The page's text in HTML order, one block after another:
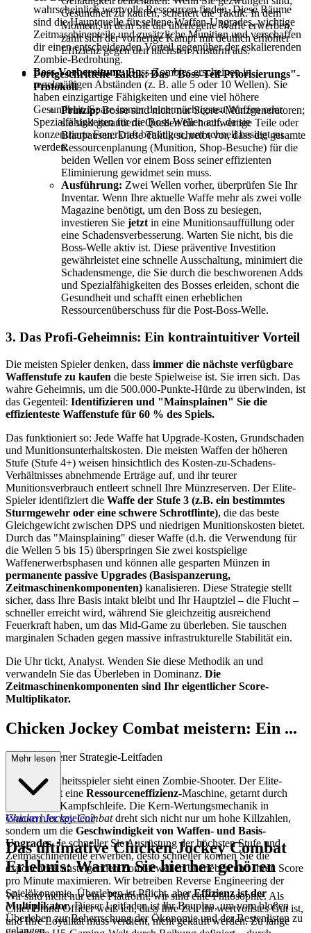
wahrscheinlich wertvolle Ressourcen finden. Diese Räume
sind die Hauptquelle für seltene Waffen-Upgrades, wichtige
Zeitmaschinenteile und zusätzliche Munition und verschaffen
dir einen entscheidenden Vorteil gegenüber der eskalierenden
Zombie-Bedrohung.
Boss-Vorbereitung:Boss-Zombies erscheinen in
regelmäßigen Abständen (z. B. alle 5 oder 10 Wellen). Sie
haben einzigartige Fähigkeiten und eine viel höhere
Gesundheit. Spare immer deine mächtigsten Waffen oder
Spezialfähigkeiten für die Boss-Wellen auf, da sie
konzentrierte Feuerkraft benötigen, um schnell besiegt zu
werden.
Gesundheit zu kaufen, scheitert die Taktik. In dem
Moment, in dem Sie die überlegene Waffe erwerben,
zahlt sich der vorherige Kampf mit deutlich erhöhter
Effizienz gegen den nächsten Ansturm aus.
Fortgeschrittene Taktik: Das "Boss-Teil-Priorisierungs"-
Protokoll
Prinzip:Bosse sind nicht nur Score-/Münzgeneratoren;
sie sind garantierte Quellen für hochwertige Teile oder
Blaupausen. Diese Taktik schreibt vor, dass die gesamte
Ressourcenplanung (Munition, Shop-Besuche) für die
beiden Wellen vor einem Boss seiner effizienten
Eliminierung gewidmet sein muss.
Ausführung: Zwei Wellen vorher, überprüfen Sie Ihr
Inventar. Wenn Ihre aktuelle Waffe mehr als zwei volle
Magazine benötigt, um den Boss zu besiegen,
investieren Sie jetzt in eine Munitionsauffüllung oder
eine Schadensverbesserung. Warten Sie nicht, bis die
Boss-Welle aktiv ist. Diese präventive Investition
gewährleistet eine schnelle Ausschaltung, minimiert die
Schadensmenge, die Sie durch die beschworenen Adds
und Spezialfähigkeiten des Bosses erleiden, schont die
Gesundheit und schafft einen erheblichen
Ressourcenüberschuss für die Post-Boss-Welle.
3. Das Profi-Geheimnis: Ein kontraintuitiver Vorteil
Die meisten Spieler denken, dass immer die nächste verfügbare
Waffenstufe zu kaufen die beste Spielweise ist. Sie irren sich. Das
wahre Geheimnis, um die 500.000-Punkte-Hürde zu überwinden, ist
das Gegenteil: Identifizieren und "Mainsplainen" Sie die
effizienteste Waffenstufe für 60 % des Spiels.
Das funktioniert so: Jede Waffe hat Upgrade-Kosten, Grundschaden
und Munitionsunterhaltskosten. Die meisten Waffen der höheren
Stufe (Stufe 4+) weisen hinsichtlich des Kosten-zu-Schadens-
Verhältnisses abnehmende Erträge auf, und ihr teurer
Munitionsverbrauch entleert schnell Ihre Münzreserven. Der Elite-
Spieler identifiziert die Waffe der Stufe 3 (z.B. ein bestimmtes
Sturmgewehr oder eine schwere Schrotflinte), die das beste
Gleichgewicht zwischen DPS und niedrigen Munitionskosten bietet.
Durch das "Mainsplaining" dieser Waffe (d.h. die Verwendung für
die Wellen 5 bis 15) überspringen Sie zwei kostspielige
Waffenerwerbsphasen und können alle gesparten Münzen in
permanente passive Upgrades (Basispanzerung,
Zeitmaschinenkomponenten) kanalisieren. Diese Strategie stellt
sicher, dass Ihre Basis intakt bleibt und Ihr Hauptziel – die Flucht –
schneller erreicht wird, während Sie gleichzeitig ausreichend
Feuerkraft haben, um das Mid-Game zu überleben. Sie tauschen
marginalen Schaden gegen massive infrastrukturelle Stabilität ein.
Die Uhr tickt, Analyst. Wenden Sie diese Methodik an und
verwandeln Sie das Überleben in Dominanz. Die
Zeitmaschinenkomponenten sind Ihr eigentlicher Score-
Multiplikator.
Chicken Jockey Combat meistern: Ein ...
fortgeschrittener Strategie-Leitfaden
Der Gelegenheitsspieler sieht einen Zombie-Shooter. Der Elite-
Analyst sieht eine Ressourceneffizienz-Maschine, getarnt durch
eine rasante Kampfschleife. Die Kern-Wertungsmechanik in
Chicken Jockey Combatdreht sich nicht nur um hohe Killzahlen,
sondern um die Geschwindigkeit von Waffen- und Basis-
Upgrades. Je schneller Sie Ausrüstung der höchsten Stufe und
Zeitmaschinenteile erwerben, desto schneller können Sie die
exponentiell ansteigenden Zombiewellen überleben und Ihren Score
pro Minute maximieren. Wir betreiben Reverse Engineering der
Spielökonomie. Überleben ist Pflicht, aberEffizienz ist der
Multiplikator. Dieser Leitfaden ist Ihr Bauplan, um vom bloßen
Überleben zur Beherrschung der Ökonomie und der Bestenlisten zu
Mehr lesen
Warum hier spielen?
Das ultimative Chicken Jockey Combat
Erlebnis: Warum Sie hierher gehören
Wir sind nicht nur eine Plattform; wir sind eine Philosophie. Als
Chief Brand Officer weiß ich, dass Ihre Zeit Ihr wertvollstes Gut ist,
und Ihre Loyalität muss verdient, nicht gekauft werden. Zu lange